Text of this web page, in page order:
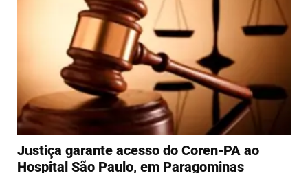
Justiça garante acesso do Coren-PA ao
Hospital São Paulo, em Paragominas